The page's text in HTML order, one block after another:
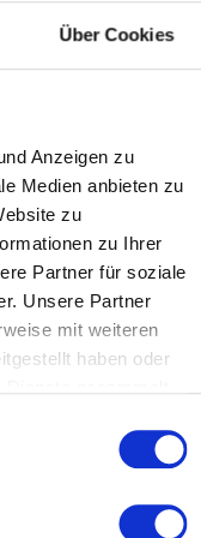
Über Cookies
Anzeigen zu
Medien anbieten zu
zu
zu Ihrer
Partner für soziale
Unsere Partner
mit weiteren
haben oder
Sicherheit
des
Layer 3-Fast-
für IRF-Stacking,